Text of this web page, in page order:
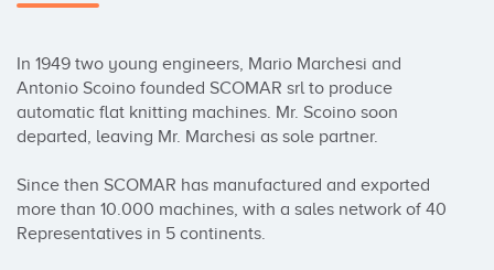
In 1949 two young engineers, Mario Marchesi and
Antonio Scoino founded SCOMAR srl to produce
automatic flat knitting machines. Mr. Scoino soon
departed, leaving Mr. Marchesi as sole partner.
Since then SCOMAR has manufactured and exported
more than 10.000 machines, with a sales network of 40
Representatives in 5 continents.